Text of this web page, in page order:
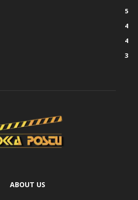
5
4
4
3
ABOUT US